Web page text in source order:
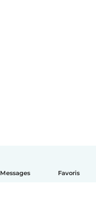
Messages Favoris